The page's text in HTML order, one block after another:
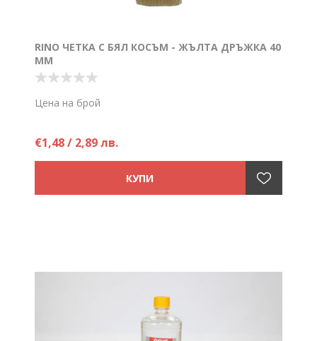
RINO ЧЕТКА С БЯЛ КОСЪМ - ЖЪЛТА ДРЪЖКА 40
ММ
Цена на брой
€1,48 / 2,89 лв.